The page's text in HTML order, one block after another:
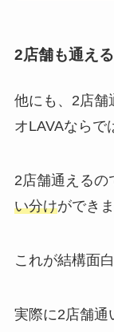
2店舗も通える
他にも、2店舗
オLAVAならで
2店舗通えるの
い分けができま
これが結構面
実際に2店舗通